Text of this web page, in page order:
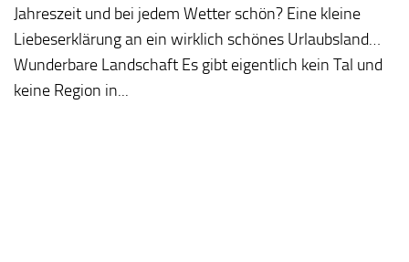
Jahreszeit und bei jedem Wetter schön? Eine kleine
Liebeserklärung an ein wirklich schönes Urlaubsland…
Wunderbare Landschaft Es gibt eigentlich kein Tal und
keine Region in...